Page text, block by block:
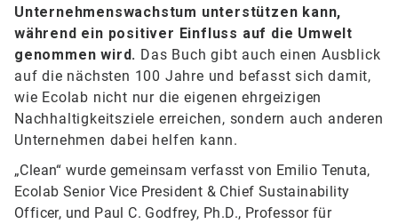
Unternehmenswachstum unterstützen kann,
während ein positiver Einfluss auf die Umwelt
genommen wird. Das Buch gibt auch einen Ausblick
auf die nächsten 100 Jahre und befasst sich damit,
wie Ecolab nicht nur die eigenen ehrgeizigen
Nachhaltigkeitsziele erreichen, sondern auch anderen
Unternehmen dabei helfen kann.
„Clean“ wurde gemeinsam verfasst von Emilio Tenuta,
Ecolab Senior Vice President & Chief Sustainability
Officer, und Paul C. Godfrey, Ph.D., Professor für